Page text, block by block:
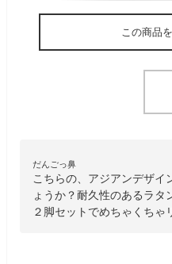
この商品
だんごっ鼻
こちらの、アジアンデザイ
ょうか？耐久性のあるラタ
２脚セットでめちゃくちゃ